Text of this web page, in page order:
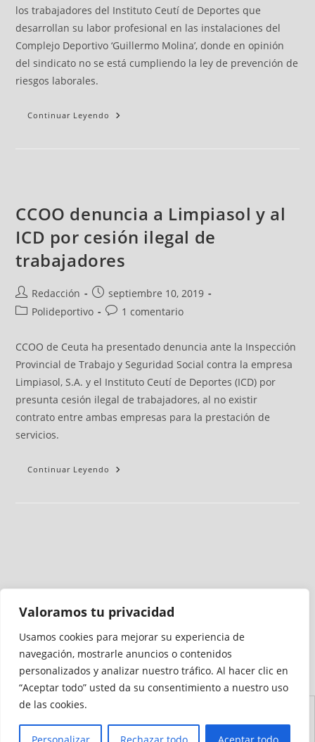
Valoramos tu privacidad
Usamos cookies para mejorar su experiencia de
navegación, mostrarle anuncios o contenidos
personalizados y analizar nuestro tráfico. Al hacer clic en
“Aceptar todo” usted da su consentimiento a nuestro uso
de las cookies.
los trabajadores del Instituto Ceutí de Deportes que
desarrollan su labor profesional en las instalaciones del
Complejo Deportivo ‘Guillermo Molina’, donde en opinión
del sindicato no se está cumpliendo la ley de prevención de
riesgos laborales.
Continuar Leyendo
CCOO denuncia a Limpiasol y al
ICD por cesión ilegal de
trabajadores
Redacción
septiembre 10, 2019
Polideportivo
1 comentario
CCOO de Ceuta ha presentado denuncia ante la Inspección
Provincial de Trabajo y Seguridad Social contra la empresa
Limpiasol, S.A. y el Instituto Ceutí de Deportes (ICD) por
presunta cesión ilegal de trabajadores, al no existir
contrato entre ambas empresas para la prestación de
servicios.
Continuar Leyendo
Medio auditado por
Accesibilidad
Sitio
Cookies
Privacidad